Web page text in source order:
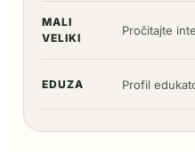
MALI
VELIKI
Pročitajte
EDUZA Profil